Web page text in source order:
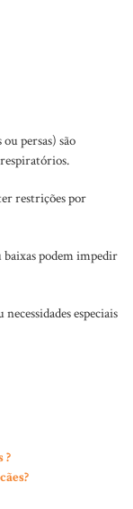
persas) são
restrições por
podem impedir
especiais
?